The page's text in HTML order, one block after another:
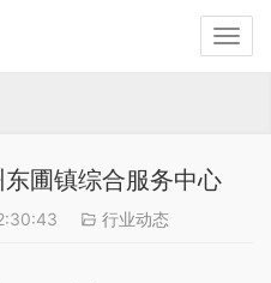
圃镇综合服务中心
行业动态